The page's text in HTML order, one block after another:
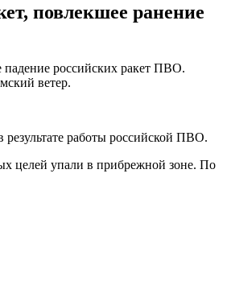
повлекшее ранение
падение российских ракет ПВО.
ветер.
работы российской ПВО.
целей упали в прибрежной зоне. По